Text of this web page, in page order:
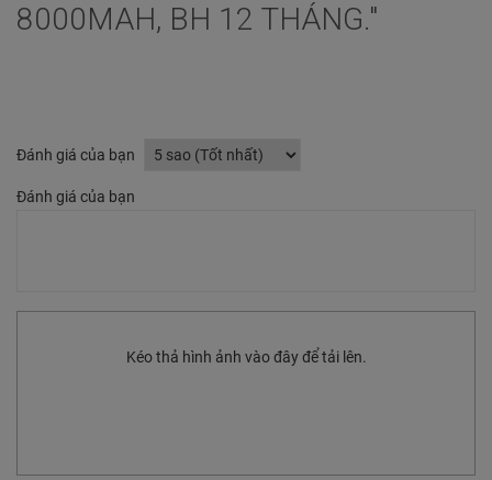
8000MAH, BH 12 THÁNG."
Đánh giá của bạn
Đánh giá của bạn
Kéo thả hình ảnh vào đây để tải lên.